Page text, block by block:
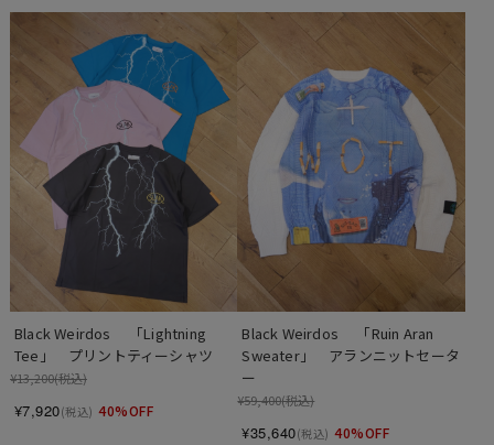
Black Weirdos 　「Lightning
Tee」　プリントティーシャツ
¥13,200(税込)
¥7,920(税込) 40%OFF
Black Weirdos 　「Ruin Aran
Sweater」　アランニットセータ
ー
¥59,400(税込)
¥35,640(税込) 40%OFF